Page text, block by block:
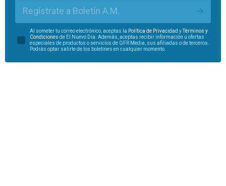
Regístrate a Boletín A.M.
Al someter tu correo electrónico, aceptas la Política de Privacidad yTérminos y
Condiciones de El Nuevo Día. Además, aceptas recibir información u ofertas
especiales de productos o servicios de GFR Media, sus afiliadas o de terceros.
Podrás optar salirte de los boletines en cualquier momento.